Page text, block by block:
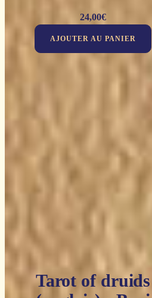
24,00€
AJOUTER AU PANIER
Tarot of druids